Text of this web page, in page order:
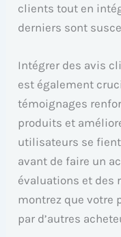
clients tout en
derniers sont
Intégrer des avis
est également
témoignages
produits et
utilisateurs se
avant de faire un
évaluations et des
montrez que votre
par d’autres